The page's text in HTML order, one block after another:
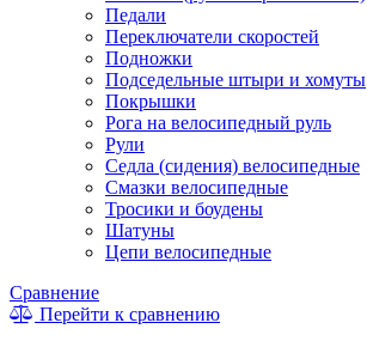
Педали
Переключатели скоростей
Подножки
Подседельные штыри и хомуты
Покрышки
Рога на велосипедный руль
Рули
Седла (сидения) велосипедные
Смазки велосипедные
Тросики и боудены
Шатуны
Цепи велосипедные
Сравнение
Перейти к сравнению